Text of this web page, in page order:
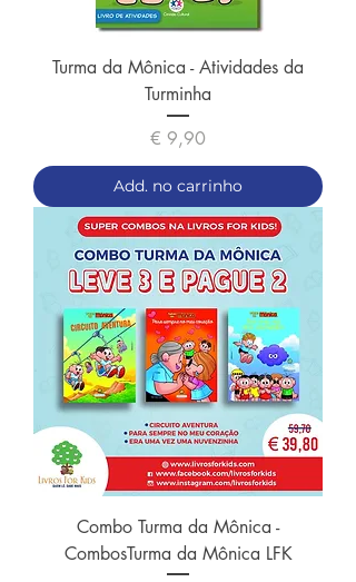
Turma da Mônica - Atividades da
Turminha
Preço
€ 9,90
Add. no carrinho
Combo Turma da Mônica -
CombosTurma da Mônica LFK